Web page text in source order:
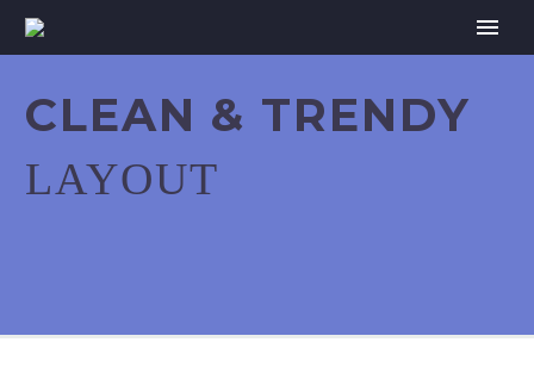
CLEAN & TRENDY
LAYOUT